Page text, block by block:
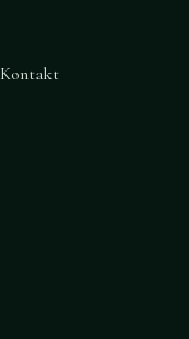
Kontakt